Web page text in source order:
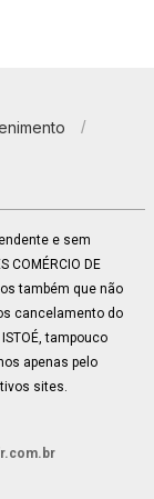
e sem
COMÉRCIO DE
também que não
cancelamento do
tampouco
apenas pelo
sites.